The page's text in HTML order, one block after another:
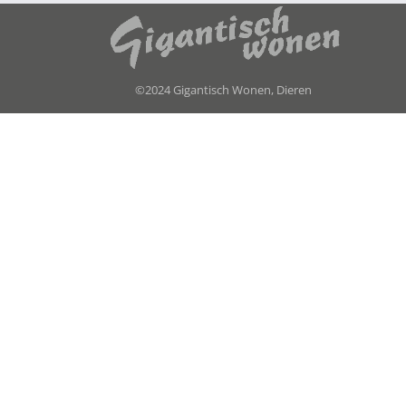
©2024 Gigantisch Wonen, Dieren